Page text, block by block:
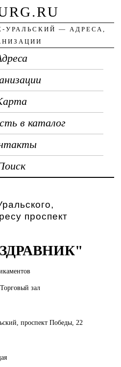
— АДРЕСА,
в каталог
проспект
зал
проспект Победы, 22